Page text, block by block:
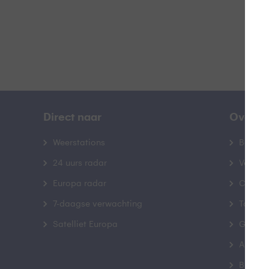
Direct naar
Weerstations
24 uurs radar
Europa radar
7-daagse verwachting
Satelliet Europa
Over
Contact